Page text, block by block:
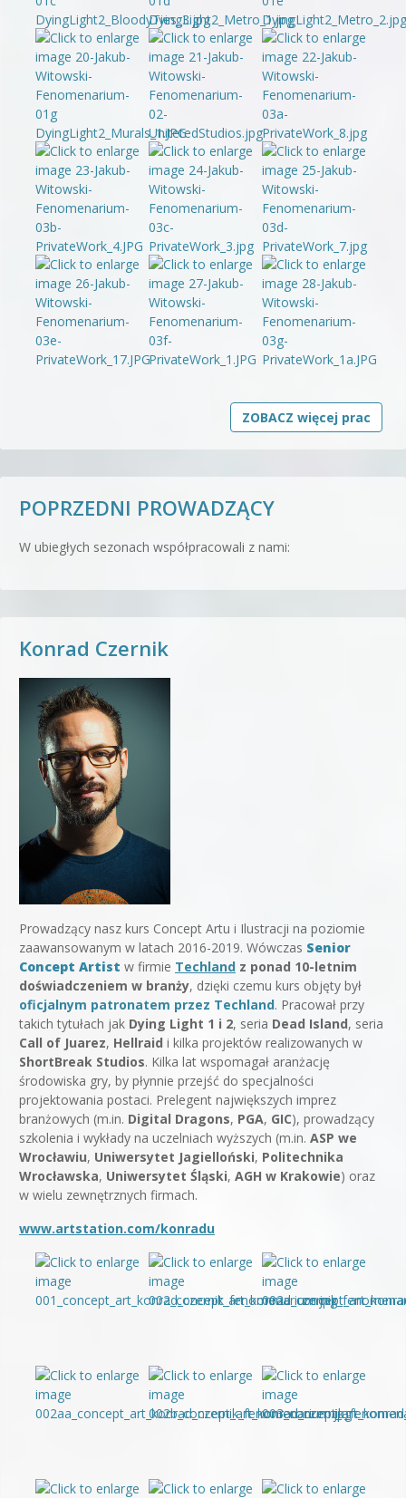
ZOBACZ więcej prac
POPRZEDNI PROWADZĄCY
W ubiegłych sezonach współpracowali z nami:
Konrad Czernik
Prowadzący nasz kurs Concept Artu i Ilustracji na poziomie
zaawansowanym w latach 2016-2019. Wówczas Senior
Concept Artist w firmie Techland z ponad 10-letnim
doświadczeniem w branży, dzięki czemu kurs objęty był
oficjalnym patronatem przez Techland. Pracował przy
takich tytułach jak Dying Light 1 i 2, seria Dead Island, seria
Call of Juarez, Hellraid i kilka projektów realizowanych w
ShortBreak Studios. Kilka lat wspomagał aranżację
środowiska gry, by płynnie przejść do specjalności
projektowania postaci. Prelegent największych imprez
branżowych (m.in. Digital Dragons, PGA, GIC), prowadzący
szkolenia i wykłady na uczelniach wyższych (m.in. ASP we
Wrocławiu, Uniwersytet Jagielloński, Politechnika
Wrocławska, Uniwersytet Śląski, AGH w Krakowie) oraz
w wielu zewnętrznych firmach.
www.artstation.com/konradu